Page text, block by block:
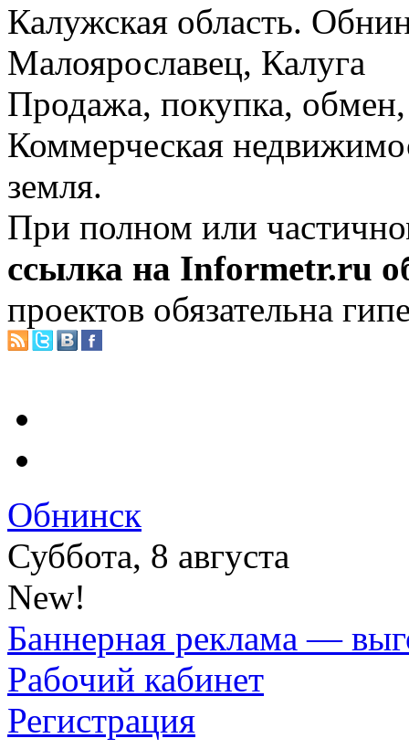
Калужская область.
Малоярославец, Калуга
Продажа, покупка, обмен,
Коммерческая
земля.
При полном или
ссылка на Informetr.ru
проектов обязательна
Обнинск
Суббота, 8 августа
New!
Баннерная реклама —
Рабочий кабинет
Регистрация